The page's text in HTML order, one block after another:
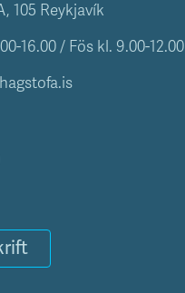
105 Reykjavík
16.00 / Fös kl. 9.00-12.00